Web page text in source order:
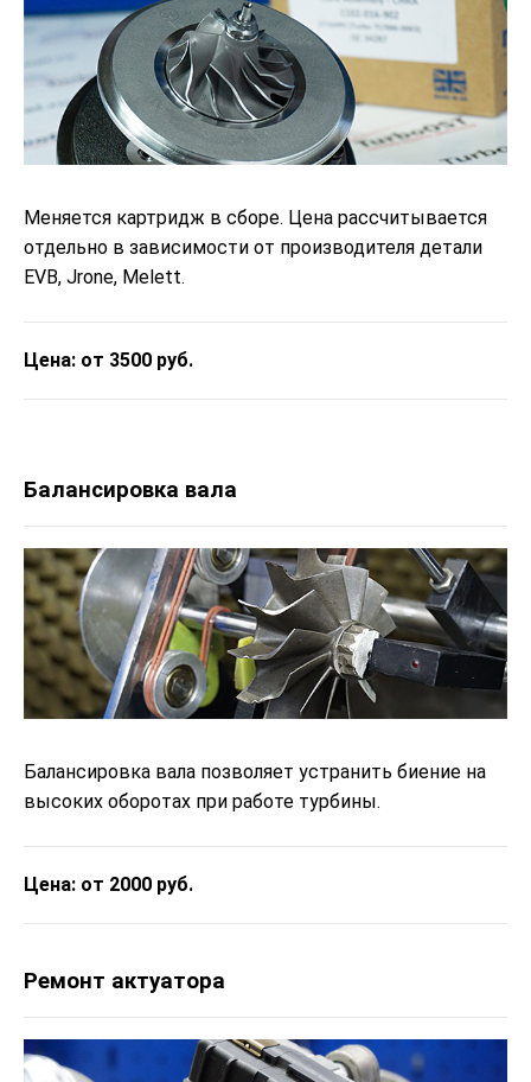
Меняется картридж в сборе. Цена рассчитывается
отдельно в зависимости от производителя детали
EVB, Jrone, Melett.
Цена: от 3500 руб.
Балансировка вала
Балансировка вала позволяет устранить биение на
высоких оборотах при работе турбины.
Цена: от 2000 руб.
Ремонт актуатора